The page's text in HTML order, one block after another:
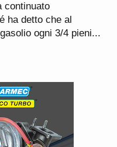
continuato
ha detto che al
ogni 3/4 pieni...